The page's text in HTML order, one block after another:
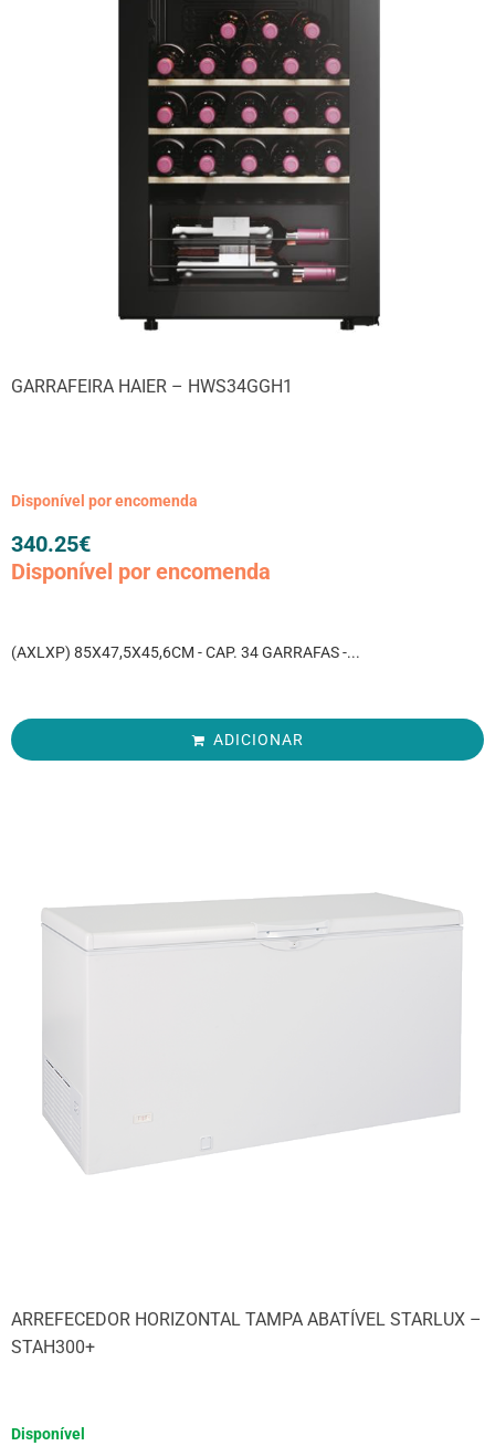
GARRAFEIRA HAIER – HWS34GGH1
Disponível por encomenda
340.25€
Disponível por encomenda
(AXLXP) 85X47,5X45,6CM - CAP. 34 GARRAFAS -...
ADICIONAR
ARREFECEDOR HORIZONTAL TAMPA ABATÍVEL STARLUX –
STAH300+
Disponível